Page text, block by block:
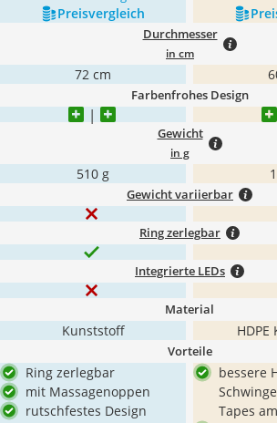
Preis­vergleich
Durchmesser
in cm
72 cm
Farbenfrohes Design
Gewicht
in g
510 g
Gewicht variierbar
Ring zerlegbar
Integrierte LEDs
Material
Kunststoff
Vorteile
Ring zerlegbar
mit Massagenoppen
rutschfestes Design
bessere
Tapes